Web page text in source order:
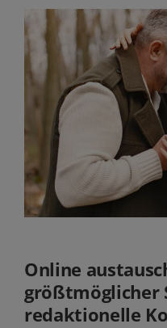
Online
größtmöglicher
redaktionelle